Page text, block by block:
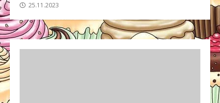
25.11.2023